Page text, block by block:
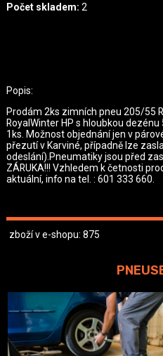
Počet skladem: 2
Popis:
Prodám 2ks zimních pneu 205/55
RoyalWinter HP s hloubkou
1ks. Možnost objednání jen v
přezutí v Karviné, případně lze
odeslání).Pneumatiky jsou před
ZÁRUKA!!! Vzhledem k četnosti
aktuální, info na tel. : 601 333 660.
zboží v e-shopu: 875